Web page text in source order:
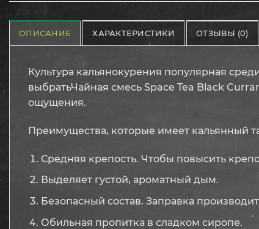
ОПИСАНИЕ ХАРАКТЕРИСТИКИ ОТЗЫВЫ (0)
Культура кальянокурения популярная
выбратьЧайная смесь Space Tea Black
ощущения.
Преимущества, которые имеет кальянный
Средняя крепость. Чтобы повысить
Выделяет густой, ароматный дым.
Безопасный состав. Заправка
Обильная пропитка в сладком сиропе.